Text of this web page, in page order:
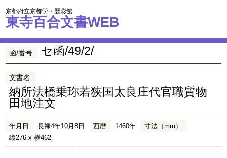
京都府立京都学・歴彩館
東寺百合文書WEB
函/番号 セ函/49/2/
文書名
納所法橋乗珎若狭国太良庄代官職質物
田地注文
年月日 長禄4年10月8日 西暦 1460年
寸法（mm）
縦276 x 横462